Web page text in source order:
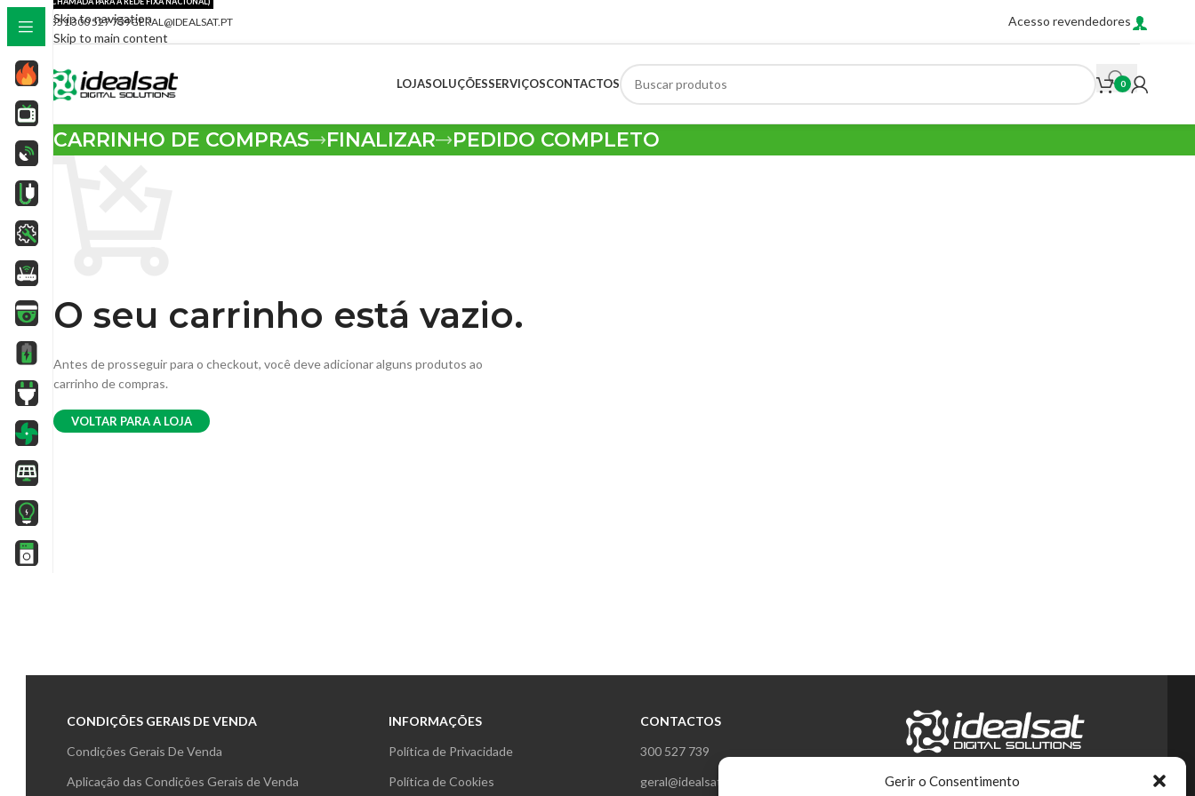
Gerir o Consentimento
Skip to navigation
Skip to main content
+351 300 527 739GERAL@IDEALSAT.PT Acesso revendedores
LOJASOLUÇÕESSERVIÇOSCONTACTOS 0
CARRINHO DE COMPRAS FINALIZAR PEDIDO COMPLETO
O seu carrinho está vazio.
Antes de prosseguir para o checkout, você deve adicionar alguns produtos ao
carrinho de compras.
VOLTAR PARA A LOJA
CONDIÇÕES GERAIS DE VENDA
Condições Gerais De Venda
Aplicação das Condições Gerais de Venda
INFORMAÇÕES
Política de Privacidade
Política de Cookies
CONTACTOS
300 527 739
geral@idealsat.pt
Regista-te na nossa newsletter!